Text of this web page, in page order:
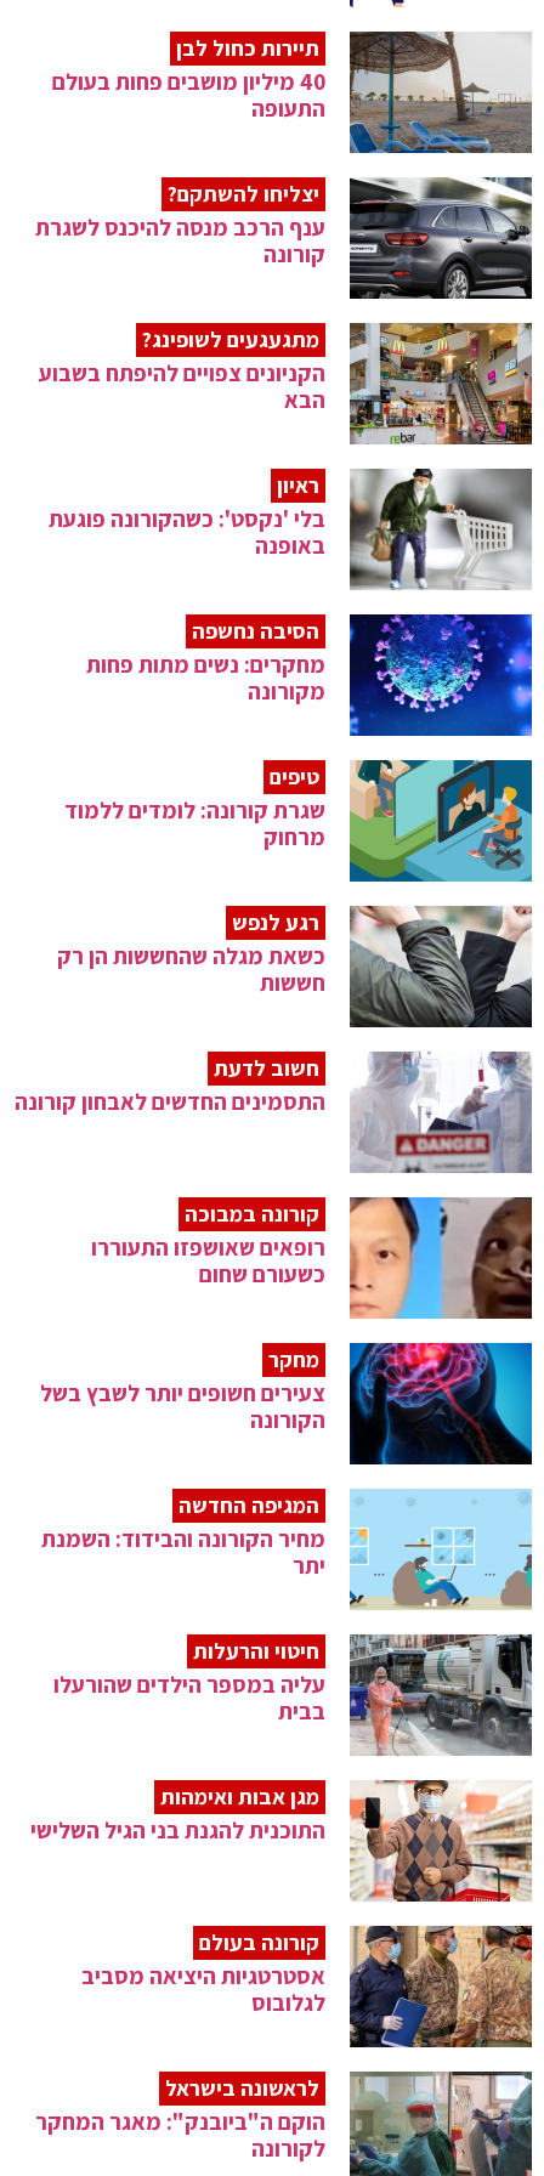
תיירות כחול לבן
40 מיליון מושבים פחות בעולם
התעופה
יצליחו להשתקם?
ענף הרכב מנסה להיכנס לשגרת
קורונה
מתגעגעים לשופינג?
הקניונים צפויים להיפתח בשבוע
הבא
ראיון
בלי 'נקסט': כשהקורונה פוגעת
באופנה
הסיבה נחשפה
מחקרים: נשים מתות פחות
מקורונה
טיפים
שגרת קורונה: לומדים ללמוד
מרחוק
רגע לנפש
כשאת מגלה שהחששות הן רק
חששות
חשוב לדעת
התסמינים החדשים לאבחון קורונה
קורונה במבוכה
רופאים שאושפזו התעוררו
כשעורם שחום
מחקר
צעירים חשופים יותר לשבץ בשל
הקורונה
המגיפה החדשה
מחיר הקורונה והבידוד: השמנת
יתר
חיטוי והרעלות
עליה במספר הילדים שהורעלו
בבית
מגן אבות ואימהות
התוכנית להגנת בני הגיל השלישי
קורונה בעולם
אסטרטגיות היציאה מסביב
לגלובוס
לראשונה בישראל
הוקם ה"ביובנק": מאגר המחקר
לקורונה